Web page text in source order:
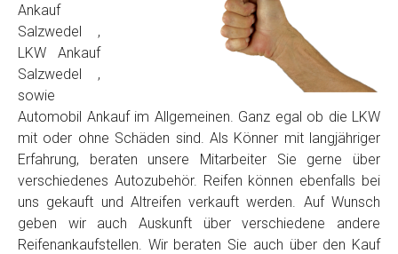
Ankauf
Salzwedel ,
LKW Ankauf
Salzwedel ,
sowie
Automobil Ankauf im Allgemeinen. Ganz egal ob die LKW
mit oder ohne Schäden sind. Als Könner mit langjähriger
Erfahrung, beraten unsere Mitarbeiter Sie gerne über
verschiedenes Autozubehör. Reifen können ebenfalls bei
uns gekauft und Altreifen verkauft werden. Auf Wunsch
geben wir auch Auskunft über verschiedene andere
Reifenankaufstellen. Wir beraten Sie auch über den Kauf